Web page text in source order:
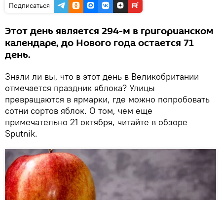
Подписаться
Этот день является 294-м в григорианском
календаре, до Нового года остается 71
день.
Знали ли вы, что в этот день в Великобритании
отмечается праздник яблока? Улицы
превращаются в ярмарки, где можно попробовать
сотни сортов яблок. О том, чем еще
примечательно 21 октября, читайте в обзоре
Sputnik.